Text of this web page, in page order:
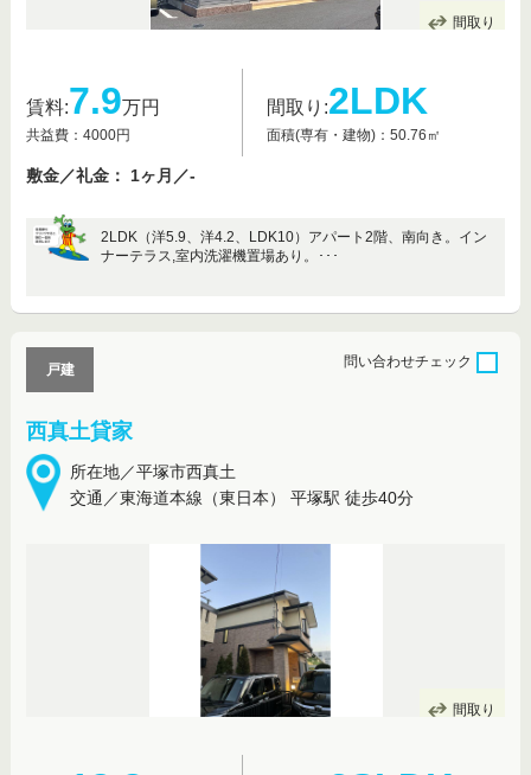
間取り
賃料:7.9万円
共益費：4000円
間取り:2LDK
面積(専有・建物)：50.76㎡
敷金／礼金： 1ヶ月／-
2LDK（洋5.9、洋4.2、LDK10）アパート2階、南向き。イン
ナーテラス,室内洗濯機置場あり。･･･
西真土貸家
所在地／平塚市西真土
交通／東海道本線（東日本） 平塚駅 徒歩40分
戸建
問い合わせチェック
間取り